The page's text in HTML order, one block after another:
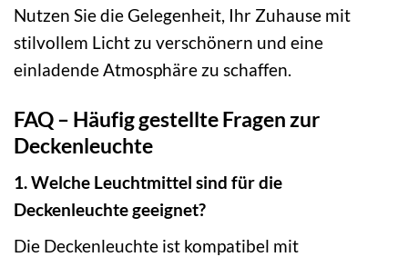
Nutzen Sie die Gelegenheit, Ihr Zuhause mit
stilvollem Licht zu verschönern und eine
einladende Atmosphäre zu schaffen.
FAQ – Häufig gestellte Fragen zur
Deckenleuchte
1. Welche Leuchtmittel sind für die
Deckenleuchte geeignet?
Die Deckenleuchte ist kompatibel mit